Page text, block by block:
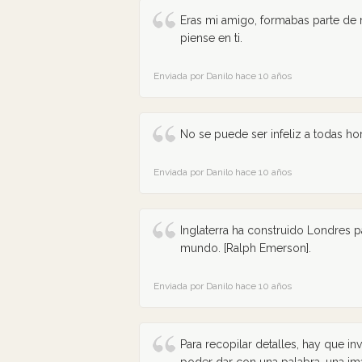
Eras mi amigo, formabas parte
piense en ti.
Enviada por Danilo hace 10 años
No se puede ser infeliz a todas
Enviada por Danilo hace 10 años
Inglaterra ha construido Londres
mundo. [Ralph Emerson].
Enviada por Danilo hace 10 años
Para recopilar detalles, hay que